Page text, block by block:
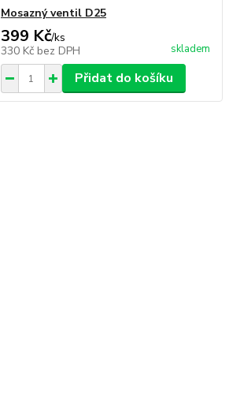
Mosazný ventil D25
399 Kč/ks
330 Kč bez DPH skladem
Přidat do košíku